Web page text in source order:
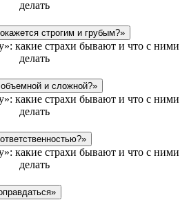
строгим и грубым?»
и сложной?»